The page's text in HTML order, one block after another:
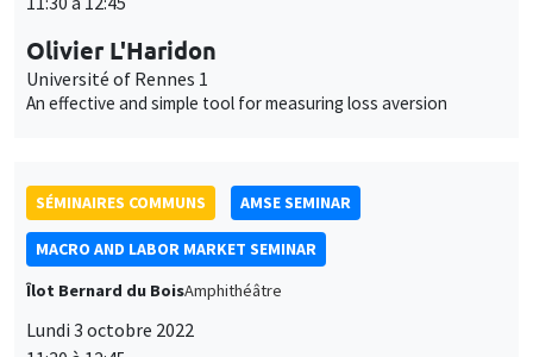
Olivier L'Haridon
Université of Rennes 1
An effective and simple tool for measuring loss aversion
SÉMINAIRES COMMUNS AMSE SEMINAR
MACRO AND LABOR MARKET SEMINAR
Îlot Bernard du BoisAmphithéâtre
Lundi 3 octobre 2022